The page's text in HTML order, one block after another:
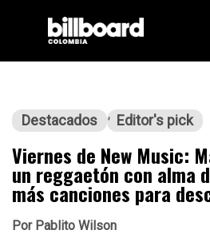
Destacados Editor's pick
Viernes de New Music:
un reggaetón con alma
más canciones para
PorPablito Wilson